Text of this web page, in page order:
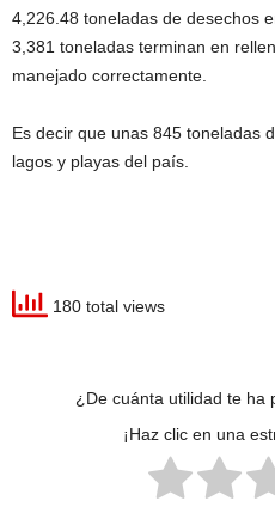
4,226.48 toneladas de desechos
3,381 toneladas terminan en
manejado correctamente.
Es decir que unas 845 toneladas
lagos y playas del país.
180 total views
¿De cuánta utilidad te ha
¡Haz clic en una